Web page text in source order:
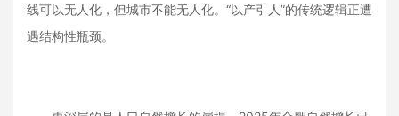
线可以无人化，但城市不能无人化。“以产引人”的传统逻辑正遭
遇结构性瓶颈。